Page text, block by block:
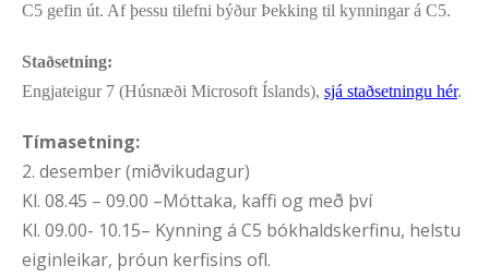
C5 gefin út. Af þessu tilefni býður Þekking til kynningar á C5.
Staðsetning:
Engjateigur 7 (Húsnæði Microsoft Íslands), sjá staðsetningu hér.
Tímasetning:
2. desember (miðvikudagur)
Kl. 08.45 – 09.00 –Móttaka, kaffi og með því
Kl. 09.00- 10.15– Kynning á C5 bókhaldskerfinu, helstu
eiginleikar, þróun kerfisins ofl.